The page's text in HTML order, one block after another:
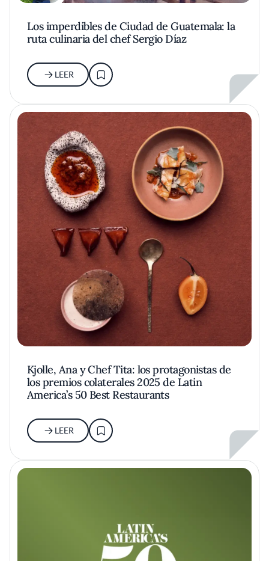
Los imperdibles de Ciudad de Guatemala: la
ruta culinaria del chef Sergio Díaz
LEER
Kjolle, Ana y Chef Tita: los protagonistas de
los premios colaterales 2025 de Latin
America’s 50 Best Restaurants
LEER